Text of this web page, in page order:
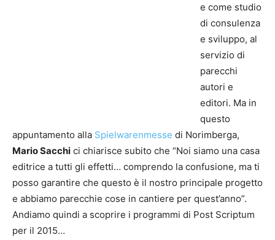
e come studio
di consulenza
e sviluppo, al
servizio di
parecchi
autori e
editori. Ma in
questo
appuntamento alla Spielwarenmesse di Norimberga,
Mario Sacchi ci chiarisce subito che “Noi siamo una casa
editrice a tutti gli effetti… comprendo la confusione, ma ti
posso garantire che questo è il nostro principale progetto
e abbiamo parecchie cose in cantiere per quest’anno”.
Andiamo quindi a scoprire i programmi di Post Scriptum
per il 2015…